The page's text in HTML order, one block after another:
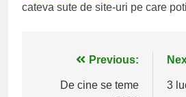
cateva sute de site-uri pe care
NavigarePrevious:
De cine se teme
3